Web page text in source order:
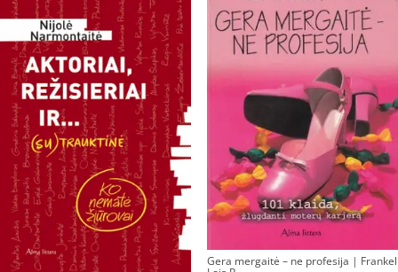
Gera mergaitė – ne profesija | Frankel